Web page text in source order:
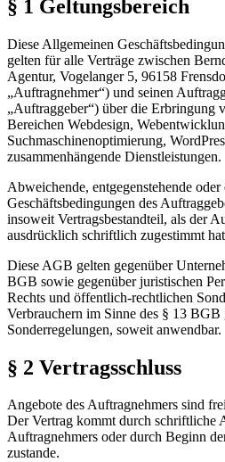
§ 1 Geltungsbereich
Diese Allgemeinen
gelten für alle Verträge zwischen
Agentur, Vogelanger 5, 96158
„Auftragnehmer“) und seinen
„Auftraggeber“) über die Erbringung
Bereichen Webdesign,
Suchmaschinenoptimierung,
zusammenhängende Dienstleistungen.
Abweichende, entgegenstehende
Geschäftsbedingungen des
insoweit Vertragsbestandteil, als der
ausdrücklich schriftlich zugestimmt
Diese AGB gelten gegenüber
BGB sowie gegenüber juristischen
Rechts und öffentlich-rechtlichen
Verbrauchern im Sinne des § 13 BGB
Sonderregelungen, soweit anwendbar.
§ 2 Vertragsschluss
Angebote des Auftragnehmers sind
Der Vertrag kommt durch schriftliche
Auftragnehmers oder durch Beginn
zustande.